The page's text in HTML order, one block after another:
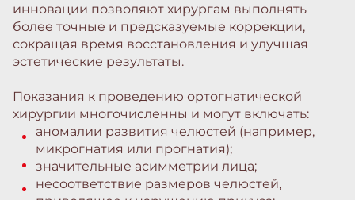
инновации позволяют хирургам выполнять
более точные и предсказуемые коррекции,
сокращая время восстановления и улучшая
эстетические результаты.
Показания к проведению ортогнатической
хирургии многочисленны и могут включать:
аномалии развития челюстей (например,
микрогнатия или прогнатия);
значительные асимметрии лица;
несоответствие размеров челюстей,